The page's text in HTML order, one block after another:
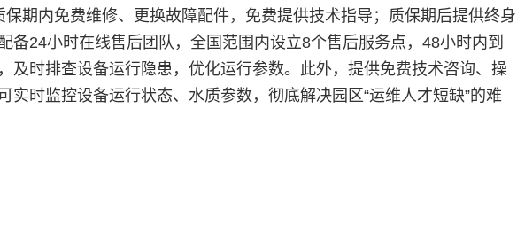
期内免费维修、更换故障配件，免费提供技术指导；质保期后提供终身
24小时在线售后团队，全国范围内设立8个售后服务点，48小时内到
及时排查设备运行隐患，优化运行参数。此外，提供免费技术咨询、操
时监控设备运行状态、水质参数，彻底解决园区“运维人才短缺”的难